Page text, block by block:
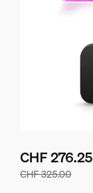
CHF 325.00
CHF 276.25